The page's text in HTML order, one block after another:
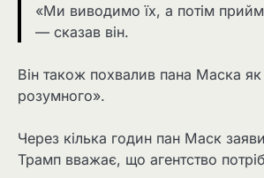
«Ми виводимо їх, а потім
— сказав він.
Він також похвалив пана Маска
розумного».
Через кілька годин пан Маск
Трамп вважає, що агентство